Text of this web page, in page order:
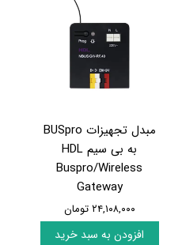
مبدل تجهیزات BUSpro
به بی سیم HDL
Buspro/Wireless
Gateway
۲۴,۱۰۸,۰۰۰ تومان
افزودن به سبد خرید